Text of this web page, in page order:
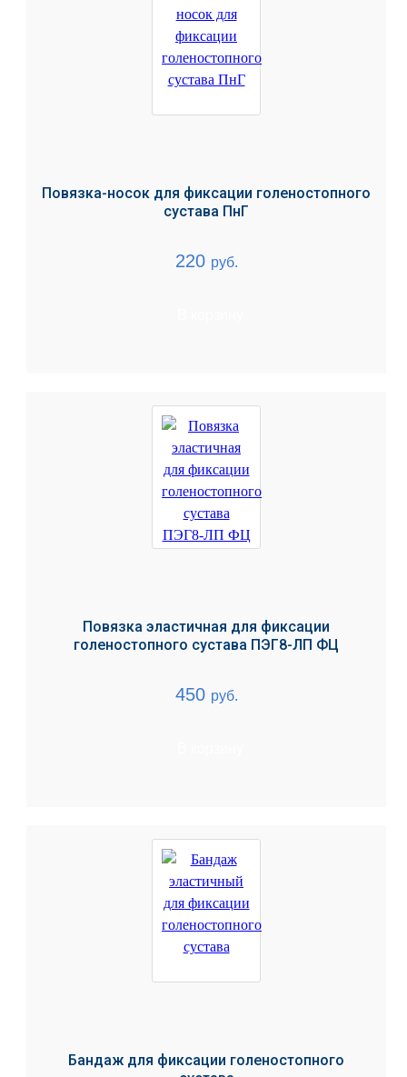
Повязка-носок для фиксации голеностопного
сустава ПнГ
220 руб.
Повязка эластичная для фиксации
голеностопного сустава ПЭГ8-ЛП ФЦ
450 руб.
Бандаж для фиксации голеностопного